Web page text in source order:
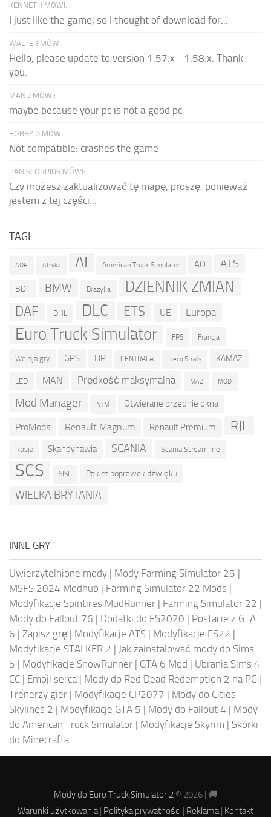
KENNETH MÓWI:
I just like the game, so I thought of download for...
WALTER MÓWI:
Hello, please update to version 1.57.x - 1.58.x. Thank
you.
MANU MÓWI:
maybe because your pc is not a good pc
BOBBY G MÓWI:
Not compatible: crashes the game
PAN SCORPIUS MÓWI:
Czy możesz zaktualizować tę mapę, proszę, ponieważ
jestem z tej części...
TAGI
ADR Afryka AI American Truck Simulator AO ATS
BDF BMW Brazylia DZIENNIK ZMIAN
DAF DHL DLC ETS UE Europa
Euro Truck Simulator FPS Francja
Wersja gry GPS HP CENTRALA Iveco Stralis KAMAZ
LED MAN Prędkość maksymalna MAZ MOD
Mod Manager NTM Otwierane przednie okna
ProMods Renault Magnum Renault Premium RJL
Rosja Skandynawia SCANIA Scania Streamline
SCS SISL Pakiet poprawek dźwięku
WIELKA BRYTANIA
INNE GRY
Uwierzytelnione mody | Mody Farming Simulator 25 |
MSFS 2024 Modhub | Farming Simulator 22 Mods |
Modyfikacje Spintires MudRunner | Farming Simulator 22 |
Mody do Fallout 76 | Dodatki do FS2020 | Postacie z GTA
6 | Zapisz grę | Modyfikacje ATS | Modyfikacje FS22 |
Modyfikacje STALKER 2 | Jak zainstalować mody do Sims
5 | Modyfikacje SnowRunner | GTA 6 Mod | Ubrania Sims 4
CC | Emoji serca| Mody do Red Dead Redemption 2 na PC |
Trenerzy gier | Modyfikacje CP2077 | Mody do Cities
Skylines 2 | Modyfikacje GTA 5 | Mody do Fallout 4 | Mody
do American Truck Simulator | Modyfikacje Skyrim | Skórki
do Minecrafta
Mody do Euro Truck Simulator 2 © 2026 | 🚚
Warunki użytkowania| Polityka prywatności | Reklama| Kontakt